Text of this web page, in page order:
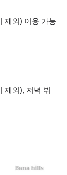
제외) 이용 가능
제외), 저녁 뷔